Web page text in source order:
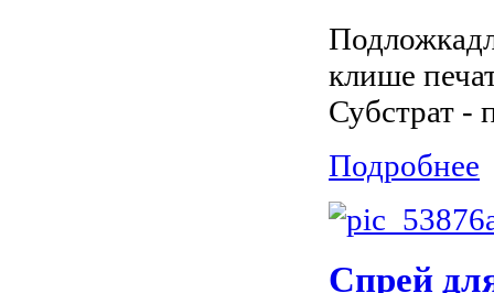
клише
Субстрат -
Подробнее
Спрей